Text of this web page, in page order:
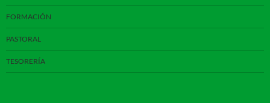
FORMACIÓN
PASTORAL
TESORERÍA